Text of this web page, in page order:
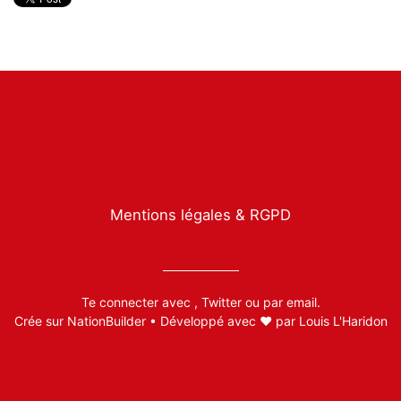
Mentions légales & RGPD
Te connecter avec , Twitterou par email.
Crée sur NationBuilder• Développé avec ❤️ par Louis L'Haridon